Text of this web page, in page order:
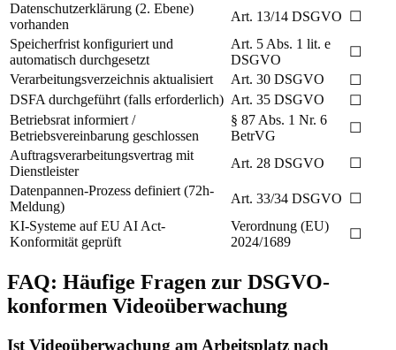
Datenschutzerklärung (2. Ebene)
vorhanden
Art. 13/14 DSGVO ☐
Speicherfrist konfiguriert und
automatisch durchgesetzt
Art. 5 Abs. 1 lit. e
DSGVO
☐
Verarbeitungsverzeichnis aktualisiert
Art. 30 DSGVO
☐
DSFA durchgeführt (falls erforderlich) Art. 35 DSGVO
☐
Betriebsrat informiert /
Betriebsvereinbarung geschlossen
§ 87 Abs. 1 Nr. 6
BetrVG
☐
Auftragsverarbeitungsvertrag mit
Dienstleister
Art. 28 DSGVO
☐
Datenpannen-Prozess definiert (72h-
Meldung)
Art. 33/34 DSGVO ☐
KI-Systeme auf EU AI Act-
Konformität geprüft
Verordnung (EU)
2024/1689
☐
FAQ: Häufige Fragen zur DSGVO-
konformen Videoüberwachung
Ist Videoüberwachung am Arbeitsplatz nach